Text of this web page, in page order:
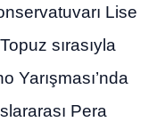
Lise
sırasıyla
Yarışması’nda
Pera